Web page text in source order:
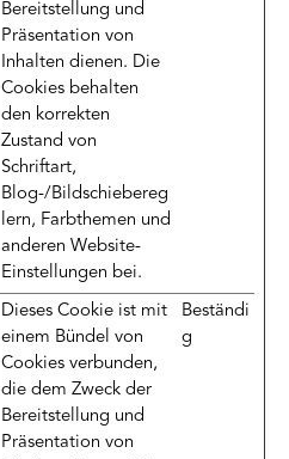
Bereitstellung und
Präsentation von
Inhalten dienen. Die
Cookies behalten
den korrekten
Zustand von
Schriftart,
Blog-/Bildschiebereg
lern, Farbthemen und
anderen Website-
Einstellungen bei.
Dieses Cookie ist mit
einem Bündel von
Cookies verbunden,
die dem Zweck der
Bereitstellung und
Präsentation von
Beständi
g